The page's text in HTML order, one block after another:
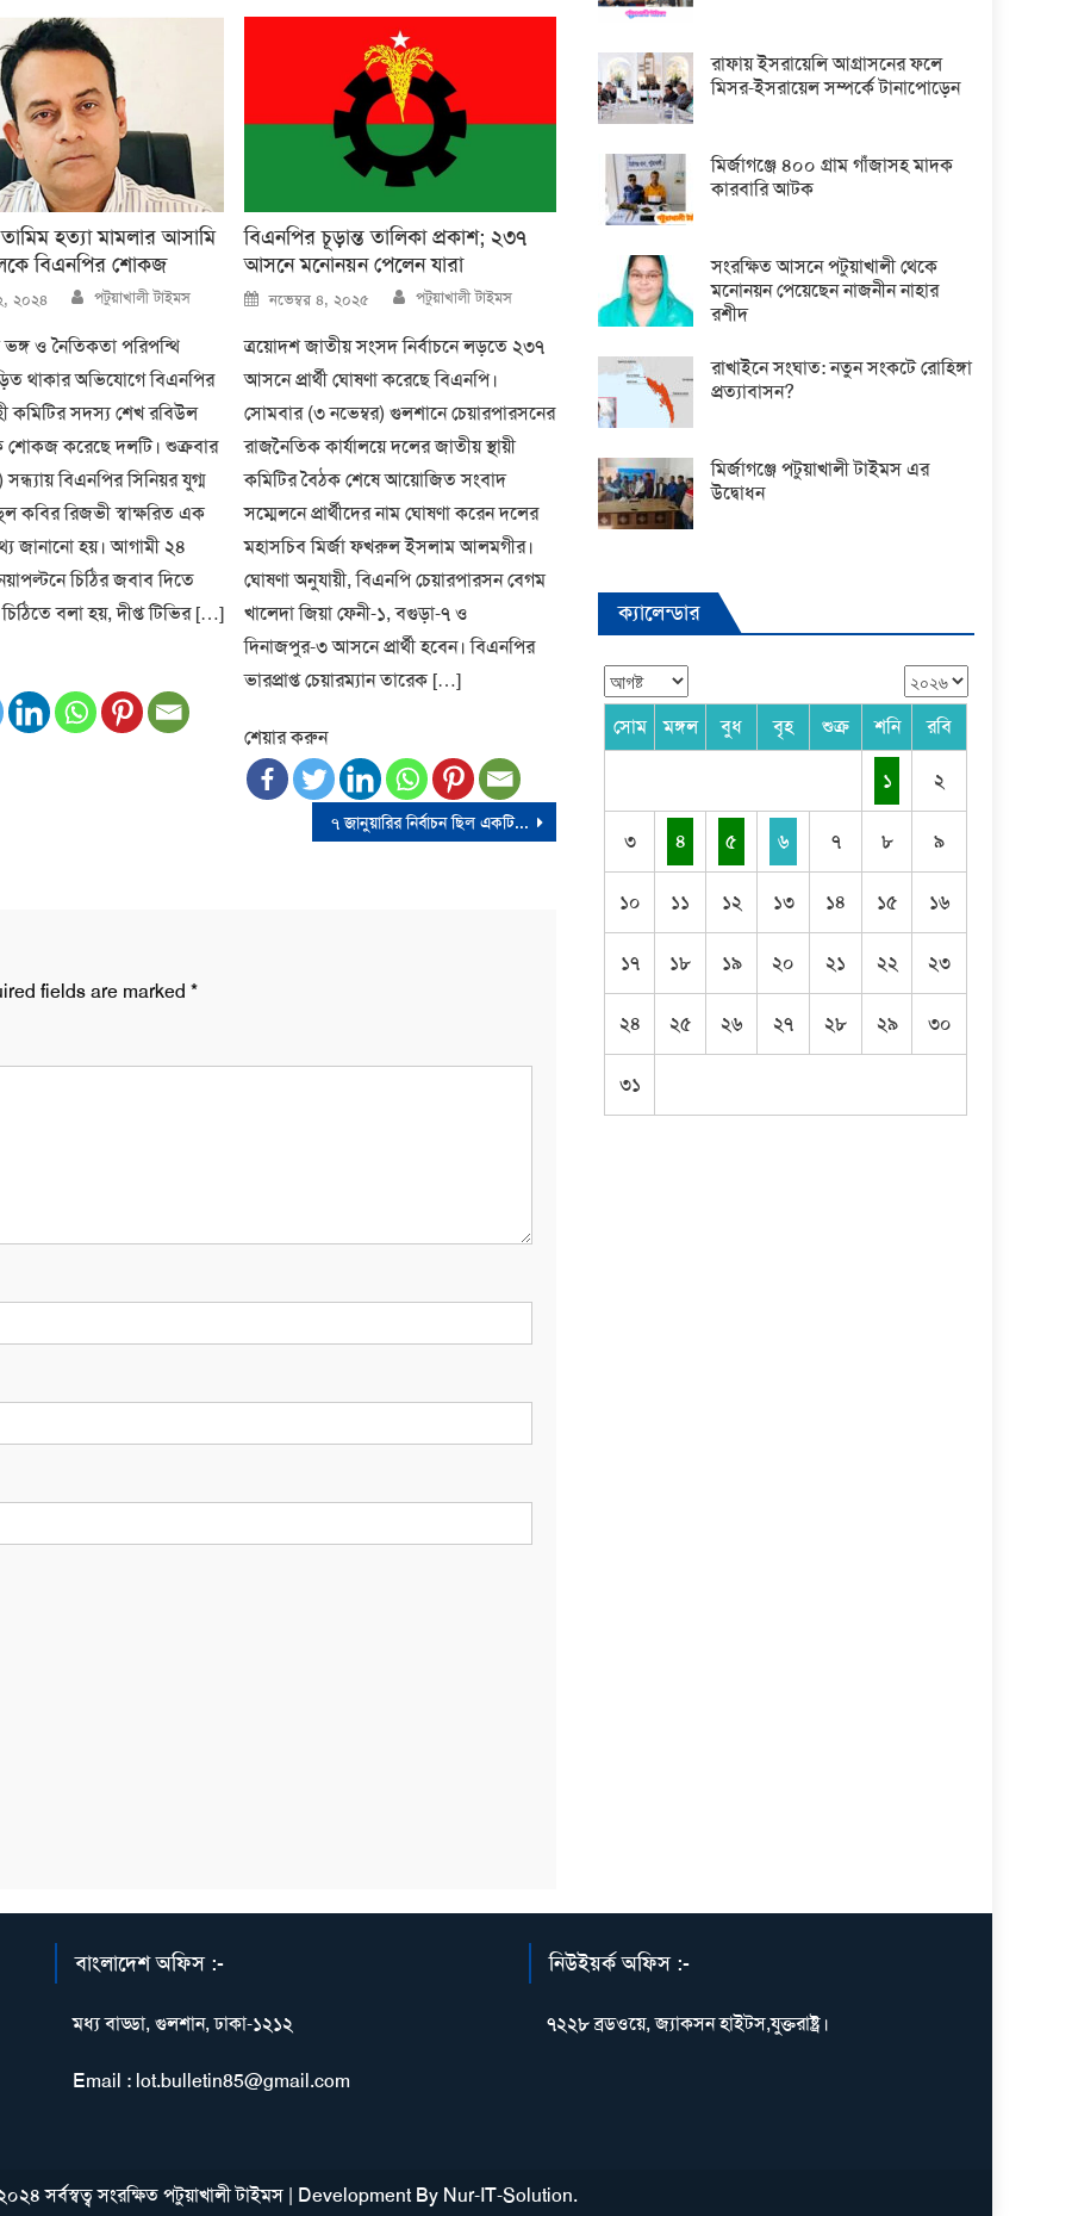
তামিম হত্যা মামলার আসামি
বিএনপির শোকজ
২০২৪ Author
পটুয়াখালী টাইমস
ও নৈতিকতা পরিপন্থি
থাকার অভিযোগে বিএনপির
কমিটির সদস্য শেখ রবিউল
করেছে দলটি। শুক্রবার
বিএনপির সিনিয়র যুগ্ম
কবির রিজভী স্বাক্ষরিত এক
জানানো হয়। আগামী ২৪
চিঠির জবাব দিতে
বলা হয়, দীপ্ত টিভির […]
বিএনপির চূড়ান্ত তালিকা প্রকাশ; ২৩৭
আসনে মনোনয়ন পেলেন যারা
Posted
on
নভেম্বর ৪, ২০২৫ Author
পটুয়াখালী টাইমস
ত্রয়োদশ জাতীয় সংসদ নির্বাচনে লড়তে ২৩৭
আসনে প্রার্থী ঘোষণা করেছে বিএনপি।
সোমবার (৩ নভেম্বর) গুলশানে চেয়ারপারসনের
রাজনৈতিক কার্যালয়ে দলের জাতীয় স্থায়ী
কমিটির বৈঠক শেষে আয়োজিত সংবাদ
সম্মেলনে প্রার্থীদের নাম ঘোষণা করেন দলের
মহাসচিব মির্জা ফখরুল ইসলাম আলমগীর।
ঘোষণা অনুযায়ী, বিএনপি চেয়ারপারসন বেগম
খালেদা জিয়া ফেনী-১, বগুড়া-৭ ও
দিনাজপুর-৩ আসনে প্রার্থী হবেন। বিএনপির
ভারপ্রাপ্ত চেয়ারম্যান তারেক […]
শেয়ার করুন
৭ জানুয়ারির নির্বাচন ছিল একটি অত্যন্ত মেরুকৃত রাজনৈতিক পরিবেশে পরিচালিত নির্বাচন
fields are marked *
রাফায় ইসরায়েলি আগ্রাসনের ফলে
মিসর-ইসরায়েল সম্পর্কে টানাপোড়েন
মির্জাগঞ্জে ৪০০ গ্রাম গাঁজাসহ মাদক
কারবারি আটক
সংরক্ষিত আসনে পটুয়াখালী থেকে
মনোনয়ন পেয়েছেন নাজনীন নাহার
রশীদ
রাখাইনে সংঘাত: নতুন সংকটে রোহিঙ্গা
প্রত্যাবাসন?
মির্জাগঞ্জে পটুয়াখালী টাইমস এর
উদ্বোধন
ক্যালেন্ডার
সোম মঙ্গল বুধ বৃহ শুক্র শনি রবি
১ ২
৩ ৪ ৫ ৬ ৭ ৮ ৯
১০ ১১ ১২ ১৩ ১৪ ১৫ ১৬
১৭ ১৮ ১৯ ২০ ২১ ২২ ২৩
২৪ ২৫ ২৬ ২৭ ২৮ ২৯ ৩০
৩১
বাংলাদেশ অফিস :-
মধ্য বাড্ডা, গুলশান, ঢাকা-১২১২
Email : lot.bulletin85@gmail.com
নিউইয়র্ক অফিস :-
৭২২৮ ব্রডওয়ে, জ্যাকসন হাইটস,যুক্তরাষ্ট্র।
সর্বস্বত্ব সংরক্ষিত পটুয়াখালী টাইমস | Development By Nur-IT-Solution.